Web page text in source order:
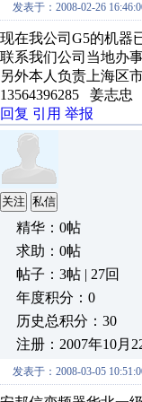
发表于：2008-02-26
现在我公司G5的机器
联系我们公司当地办
另外本人负责上海区
13564396285 姜志忠
回复 引用 举报
关注 私信
精华：0帖
求助：0帖
帖子：3帖 | 27回
年度积分：0
历史总积分：30
注册：2007年10月
发表于：2008-03-05